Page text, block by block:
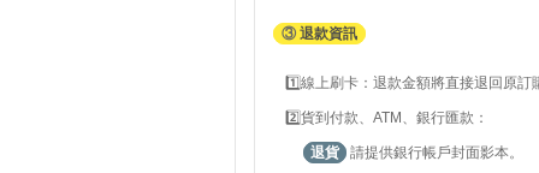
③ 退款資訊
1️⃣線上刷卡：退款金額將直接退回原訂
2️⃣貨到付款、ATM、銀行匯款：
退貨 請提供銀行帳戶封面影本。